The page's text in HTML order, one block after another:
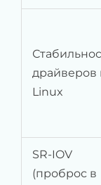
драйверов
Linux
SR-IOV
(проброс в